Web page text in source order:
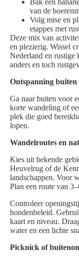
Bak een
van de
Volg mise en
etappes met
Deze mix van
en plezierig. Wissel
Nederland en rustige
anders en toch
Ontspanning
Ga naar buiten voor
korte wandeling of
plek die goed
lopen.
Wandelroutes en
Kies uit bekende
Heuvelrug of de
landschappen. Voor
Plan een route van
Controleer
hondenbeleid.
kaart en niveau.
water en een lichte
Picknick of